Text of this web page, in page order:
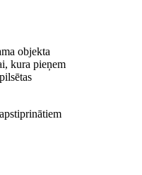
objekta
kura pieņem